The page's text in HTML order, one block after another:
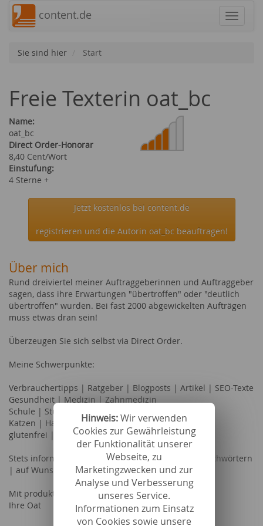
Hinweis:Wir verwenden
Cookies zur Gewährleistung
der Funktionalität unserer
Webseite, zu
Marketingzwecken und zur
Analyse und Verbesserung
unseres Service.
Informationen zum Einsatz
von Cookies sowie unsere
content.de
Sie sind hier Start
Freie Texterin oat_bc
Name:
oat_bc
Direct Order-Honorar
8,40 Cent/Wort
Einstufung:
4 Sterne +
Jetzt kostenlos bei content.de
registrieren und die Autorin oat_bc beauftragen!
Über mich
Rund dreiviertel meiner Auftraggeberinnen und Auftraggeber
sagen, dass ihre Erwartungen "übertroffen" oder "deutlich
übertroffen" wurden. Bei fast 2000 abgewickelten Aufträgen
muss etwas dran sein!
Überzeugen Sie sich selbst via Direct Order.
Meine Schwerpunkte:
Verbrauchertipps | Ratgeber | Blogposts | Artikel | SEO-Texte
Gesundheit | Medizin | Zahnmedizin
Schule | Studium | Karriere
Katzen | Haustiere
glutenfrei |vegan
Stets informativ | verständlich | auf Wunsch mit Fachwörtern
| auf Wunsch via Surfer SEO (Surferseo)
Mit produktiven Grüßen,
Ihre Oat